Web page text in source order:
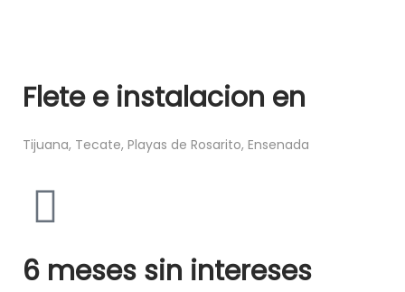
Flete e instalacion en
Tijuana, Tecate, Playas de Rosarito, Ensenada
6 meses sin intereses